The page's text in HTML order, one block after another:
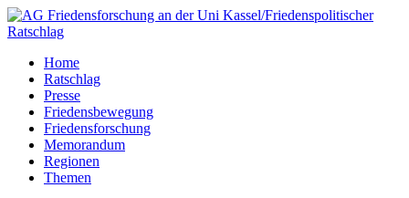
Home
Ratschlag
Presse
Friedensbewegung
Friedensforschung
Memorandum
Regionen
Themen